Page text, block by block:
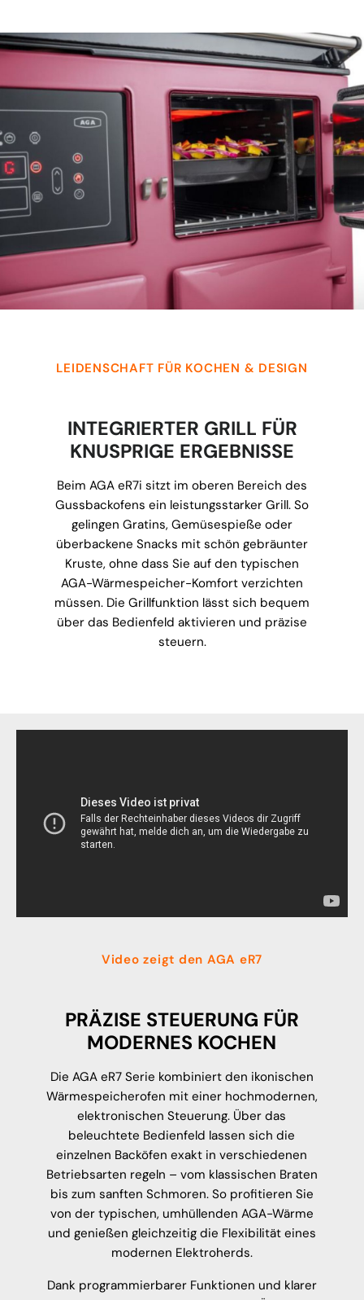
LEIDENSCHAFT FÜR KOCHEN & DESIGN
INTEGRIERTER GRILL FÜR
KNUSPRIGE ERGEBNISSE
Beim AGA eR7i sitzt im oberen Bereich des
Gussbackofens ein leistungsstarker Grill. So
gelingen Gratins, Gemüsespieße oder
überbackene Snacks mit schön gebräunter
Kruste, ohne dass Sie auf den typischen
AGA-Wärmespeicher-Komfort verzichten
müssen. Die Grillfunktion lässt sich bequem
über das Bedienfeld aktivieren und präzise
steuern.
Video zeigt den AGA eR7
PRÄZISE STEUERUNG FÜR
MODERNES KOCHEN
Die AGA eR7 Serie kombiniert den ikonischen
Wärmespeicherofen mit einer hochmodernen,
elektronischen Steuerung. Über das
beleuchtete Bedienfeld lassen sich die
einzelnen Backöfen exakt in verschiedenen
Betriebsarten regeln – vom klassischen Braten
bis zum sanften Schmoren. So profitieren Sie
von der typischen, umhüllenden AGA-Wärme
und genießen gleichzeitig die Flexibilität eines
modernen Elektroherds.
Dank programmierbarer Funktionen und klarer